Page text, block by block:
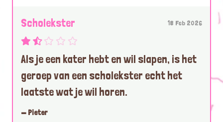
Scholekster 18 Feb 2026
Als je een kater hebt en wil slapen, is het
geroep van een scholekster echt het
laatste wat je wil horen.
— Pieter